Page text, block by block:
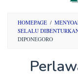
HOMEPAGE /
SELALU
DIPONEGORO